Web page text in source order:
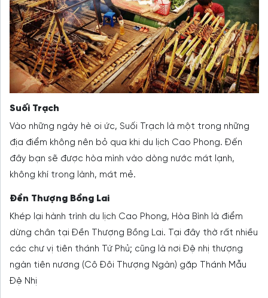
Suối Trạch
Vào những ngày hè oi ức, Suối Trạch là một trong những
địa điểm không nên bỏ qua khi du lịch Cao Phong. Đến
đây bạn sẽ được hòa mình vào dòng nước mát lạnh,
không khí trong lành, mát mẻ.
Đền Thượng Bồng Lai
Khép lại hành trình du lịch Cao Phong, Hòa Bình là điểm
dừng chân tại Đền Thượng Bồng Lai. Tại đây thờ rất nhiều
các chư vị tiên thánh Tứ Phủ; cũng là nơi Đệ nhị thượng
ngàn tiên nương (Cô Đôi Thượng Ngàn) gặp Thánh Mẫu
Đệ Nhị